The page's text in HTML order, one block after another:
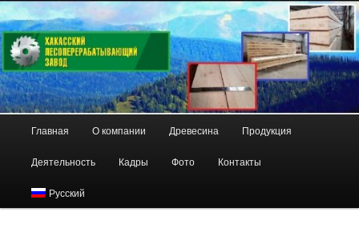
Перейти
к
основному
содержимому
"Хакасский
лесоперерабатывающий завод"
Республика Хакасия
Главная О компании Древесина Продукция
Деятельность Кадры Фото Контакты
Русский